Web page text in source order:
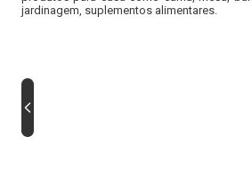
jardinagem, suplementos alimentares.